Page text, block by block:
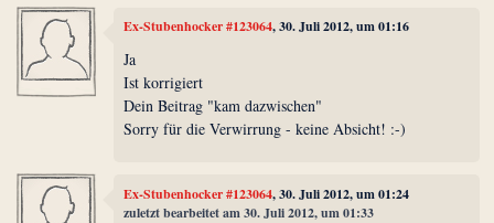
Ex-Stubenhocker #123064, 30. Juli 2012, um 01:16
Ja
Ist korrigiert
Dein Beitrag "kam dazwischen"
Sorry für die Verwirrung - keine Absicht! :-)
Ex-Stubenhocker #123064, 30. Juli 2012, um 01:24
zuletzt bearbeitet am 30. Juli 2012, um 01:33